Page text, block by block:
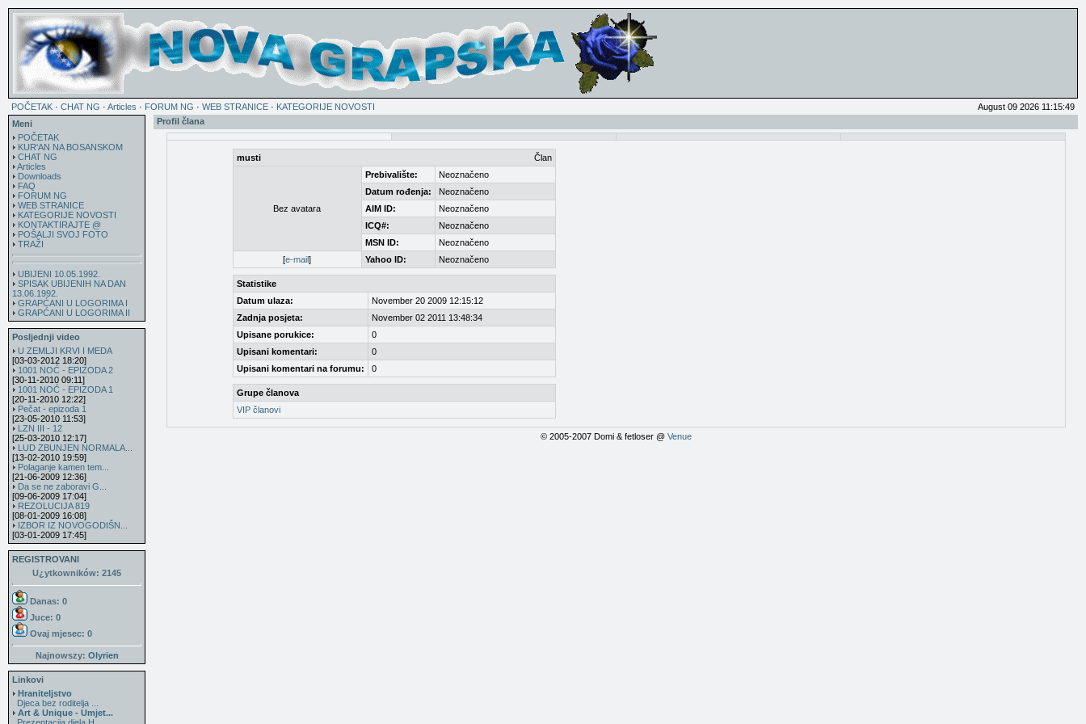
POČETAK · CHAT NG · Articles · FORUM NG · WEB STRANICE · KATEGORIJE NOVOSTI
August 09 2026 11:15:49
Meni
POČETAK
KUR'AN NA BOSANSKOM
CHAT NG
Articles
Downloads
FAQ
FORUM NG
WEB STRANICE
KATEGORIJE NOVOSTI
KONTAKTIRAJTE @
POŠALJI SVOJ FOTO
TRAŽI
UBIJENI 10.05.1992.
SPISAK UBIJENIH NA DAN
13.06.1992.
GRAPĆANI U LOGORIMA I
GRAPĆANI U LOGORIMA II
Posljednji video
U ZEMLJI KRVI I MEDA
[03-03-2012 18:20]
1001 NOĆ - EPIZODA 2
[30-11-2010 09:11]
1001 NOĆ - EPIZODA 1
[20-11-2010 12:22]
Pečat - epizoda 1
[23-05-2010 11:53]
LZN III - 12
[25-03-2010 12:17]
LUD ZBUNJEN NORMALA...
[13-02-2010 19:59]
Polaganje kamen tem...
[21-06-2009 12:36]
Da se ne zaboravi G...
[09-06-2009 17:04]
REZOLUCIJA 819
[08-01-2009 16:08]
IZBOR IZ NOVOGODIŠN...
[03-01-2009 17:45]
REGISTROVANI
U¿ytkowników: 2145
Danas: 0
Juce: 0
Ovaj mjesec: 0
Najnowszy: Olyrien
Linkovi
Hraniteljstvo
Djeca bez roditelja ...
Art & Unique - Umjet...
Profil člana
musti Član
Bez avatara
Prebivalište:
Neoznačeno
Datum rođenja:
Neoznačeno
AIM ID:
Neoznačeno
ICQ#:
Neoznačeno
MSN ID:
Neoznačeno
[e-mail] Yahoo ID: Neoznačeno
Statistike
Datum ulaza:
November 20 2009 12:15:12
Zadnja posjeta:
November 02 2011 13:48:34
Upisane porukice:
0
Upisani komentari:
0
Upisani komentari na forumu:
0
Grupe članova
VIP članovi
© 2005-2007 Domi & fetloser @ Venue